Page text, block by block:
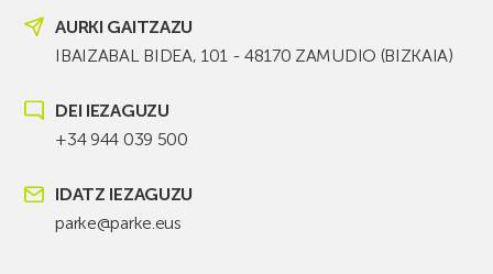
AURKI GAITZAZU
IBAIZABAL BIDEA, 101 - 48170 ZAMUDIO (BIZKAIA)
DEI IEZAGUZU
+34 944 039 500
IDATZ IEZAGUZU
parke@parke.eus